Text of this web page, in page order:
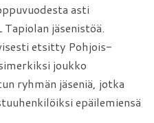
asti
jäsenistöä.
etsitty Pohjois-
joukko
ryhmän jäseniä, jotka
epäilemiensä